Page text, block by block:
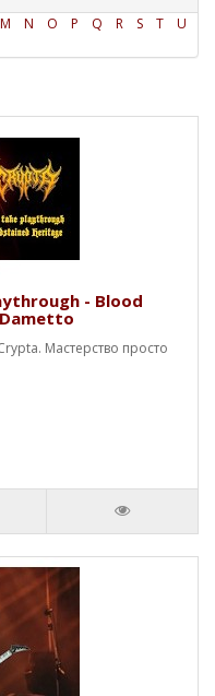
M N O P Q R S T
U
- Blood
Мастерство просто